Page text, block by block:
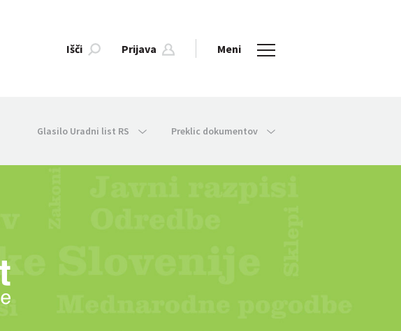
Išči Prijava Meni
Glasilo Uradni list RS Preklic dokumentov